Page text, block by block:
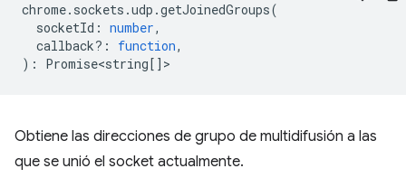
chrome. sockets .udp .getJoinedGroups(
socketId : number,
callback? : function,
) : Promise<string[]>
Obtiene las direcciones de grupo de multidifusión a las
que se unió el socket actualmente.